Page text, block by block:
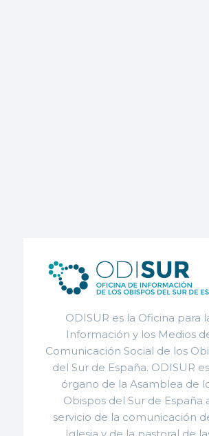
ODISUR es la Oficina para
Información y los Medios
Comunicación Social de los
del Sur de España. ODISUR
órgano de la Asamblea de
Obispos del Sur de España
servicio de la comunicación
Iglesia y de la pastoral de